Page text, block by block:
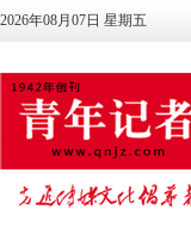
2026年08月07日 星期五